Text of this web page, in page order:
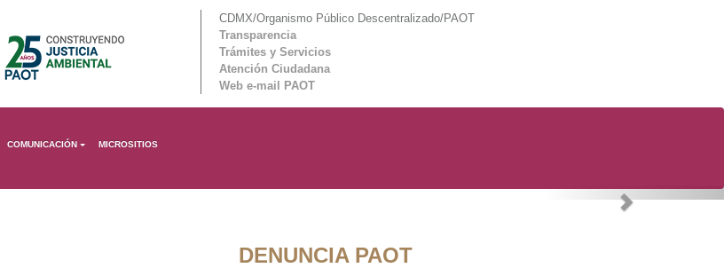
CDMX/Organismo Público Descentralizado/PAOT
Transparencia
Trámites y Servicios
Atención Ciudadana
Web e-mail PAOT
COMUNICACIÓN MICROSITIOS
Next
DENUNCIA PAOT